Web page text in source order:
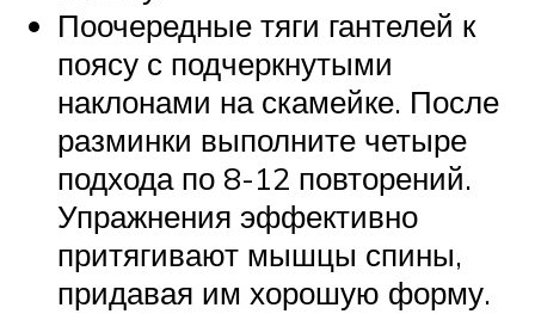
Поочередные тяги гантелей к
поясу с подчеркнутыми
наклонами на скамейке. После
разминки выполните четыре
подхода по 8-12 повторений.
Упражнения эффективно
притягивают мышцы спины,
придавая им хорошую форму.